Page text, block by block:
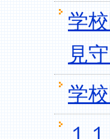
学
見
学
１